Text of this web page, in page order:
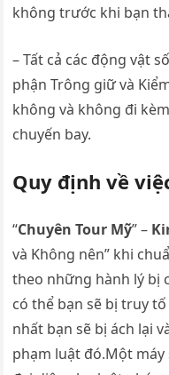
không trước khi bạn
– Tất cả các động vật
phận Trông giữ và
không và không đi
chuyến bay.
Quy định về
“Chuyên Tour Mỹ” –
và Không nên” khi
theo những hành lý bị
có thể bạn sẽ bị truy
nhất bạn sẽ bị ách lại
phạm luật đó.Một